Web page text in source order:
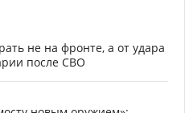
не на фронте, а от удара
после СВО